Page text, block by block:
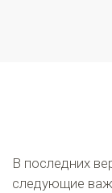
В последних
следующие